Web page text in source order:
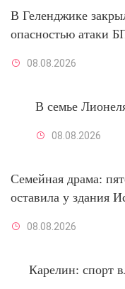
В Геленджике
опасностью атаки
08.08.2026
В семье
08.08.2026
Семейная драма:
оставила у здания
08.08.2026
Карелин: спорт